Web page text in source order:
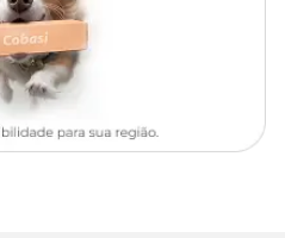
uso
a o tratamento de otite canina é
devagar, quando o cão
de massagem que vão ajudar
região do ouvido. É importante ter